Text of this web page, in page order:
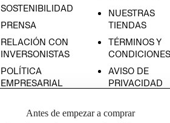
SOSTENIBILIDAD
PRENSA
RELACIÓN CON
INVERSONISTAS
POLÍTICA
EMPRESARIAL
NUESTRAS
TIENDAS
TÉRMINOS Y
CONDICIONES
AVISO DE
PRIVACIDAD
AVISO DE
Antes de empezar a comprar